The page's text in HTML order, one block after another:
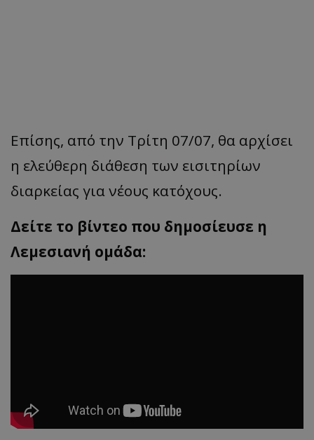
Επίσης, από την Τρίτη 07/07, θα αρχίσει
η ελεύθερη διάθεση των εισιτηρίων
διαρκείας για νέους κατόχους.
Δείτε το βίντεο που δημοσίευσε η
Λεμεσιανή ομάδα: